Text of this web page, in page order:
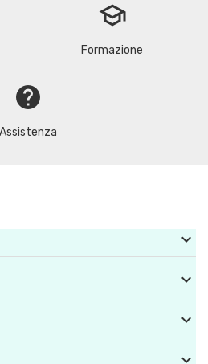
school
Formazione
help
Assistenza


